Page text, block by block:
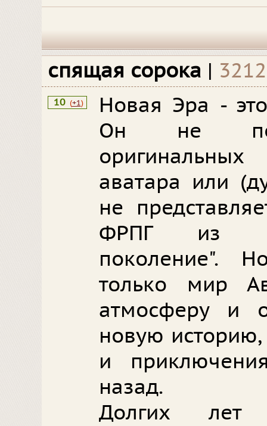
спящая сорока |
10 (+1)
Новая Эра -
Он не
аватара или
не
ФРПГ из
поколение".
только мир
атмосферу и
новую
и
назад.
Долгих